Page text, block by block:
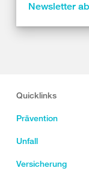
Newsletter
Quicklinks
Prävention
Unfall
Versicherung